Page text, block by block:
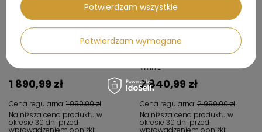
Okap przyścienny GLOBALO
Cena regularna:1 990,00 zł
1 890,99 zł
Najniższa cena produktu w
okresie 30 dni przed
wprowadzeniem obniżki:
Okap kuchenny wyspowy
WHITE
Cena regularna:2 990,00 zł
2 840,99 zł
Najniższa cena produktu w
okresie 30 dni przed
wprowadzeniem obniżki:
Potwierdzam wymagane
Potwierdzam wszystkie